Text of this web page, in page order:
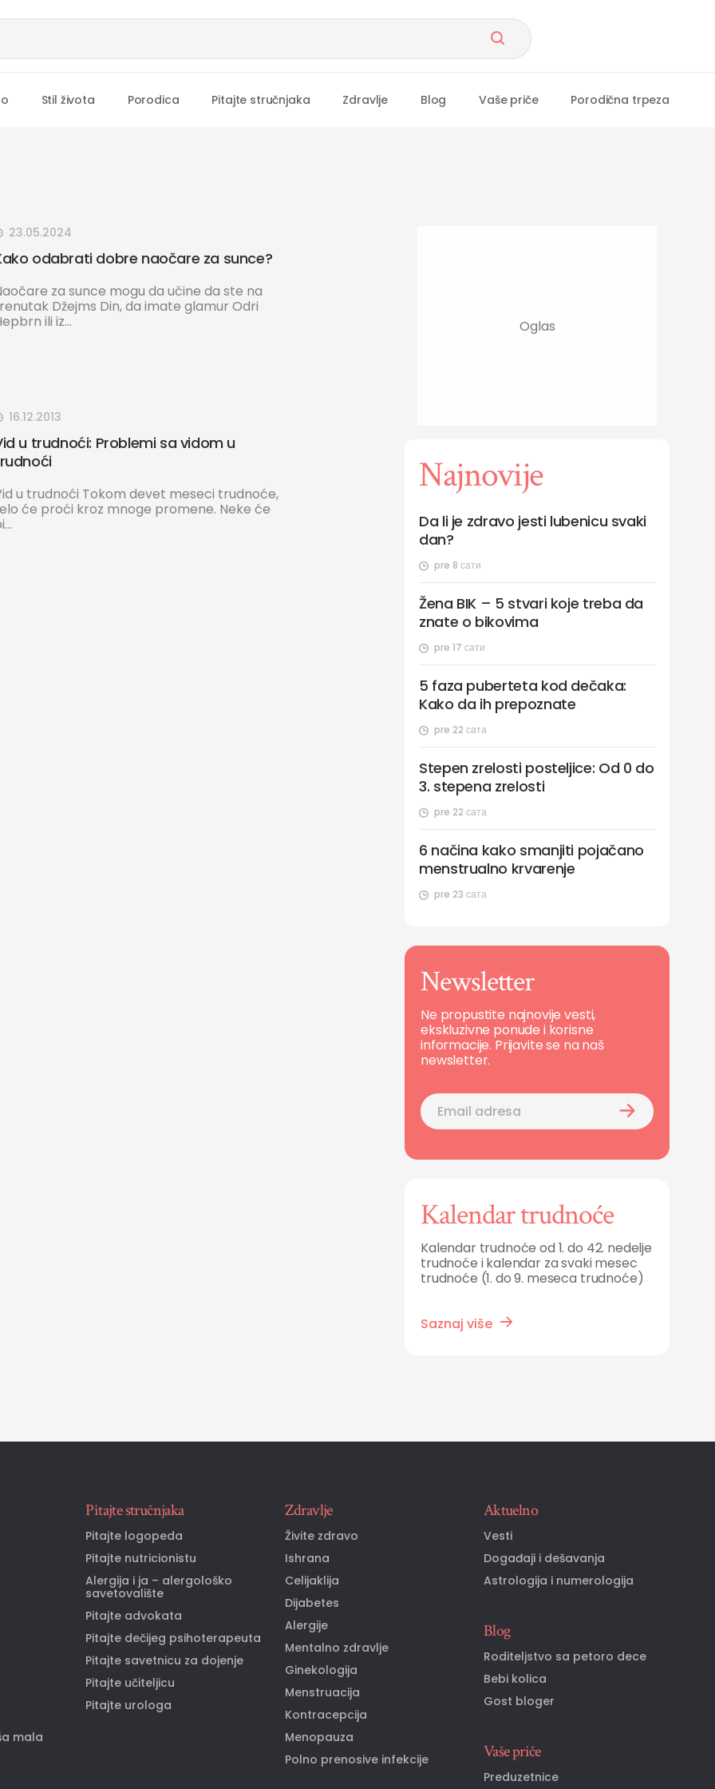
Stil života Porodica Pitajte stručnjaka Zdravlje Blog Vaše priče Porodična trpeza
23.05.2024
odabrati dobre naočare za sunce?
za sunce mogu da učine da ste na
Džejms Din, da imate glamur Odri
ili iz...
16.12.2013
u trudnoći: Problemi sa vidom u
u trudnoći Tokom devet meseci trudnoće,
će proći kroz mnoge promene. Neke će
Najnovije
pre 8 сати
Da li je zdravo jesti lubenicu svaki
dan?
pre 17 сати
Žena BIK – 5 stvari koje treba da
znate o bikovima
pre 22 сата
5 faza puberteta kod dečaka:
Kako da ih prepoznate
pre 22 сата
Stepen zrelosti posteljice: Od 0 do
3. stepena zrelosti
pre 23 сата
6 načina kako smanjiti pojačano
menstrualno krvarenje
Newsletter
Ne propustite najnovije vesti,
ekskluzivne ponude i korisne
informacije. Prijavite se na naš
newsletter.
Kalendar trudnoće
Kalendar trudnoće od 1. do 42. nedelje
trudnoće i kalendar za svaki mesec
trudnoće (1. do 9. meseca trudnoće)
Saznaj više
mala
Pitajte stručnjaka
Pitajte logopeda
Pitajte nutricionistu
Alergija i ja – alergološko
savetovalište
Pitajte advokata
Pitajte dečijeg psihoterapeuta
Pitajte savetnicu za dojenje
Pitajte učiteljicu
Pitajte urologa
Zdravlje
Živite zdravo
Ishrana
Celijaklija
Dijabetes
Alergije
Mentalno zdravlje
Ginekologija
Menstruacija
Kontracepcija
Menopauza
Polno prenosive infekcije
Aktuelno
Vesti
Događaji i dešavanja
Astrologija i numerologija
Blog
Roditeljstvo sa petoro dece
Bebi kolica
Gost bloger
Vaše priče
Preduzetnice